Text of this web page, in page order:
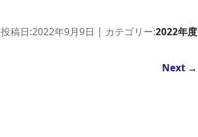
投稿日:2022年9月9日 | カテゴリー:2022年度
Next →